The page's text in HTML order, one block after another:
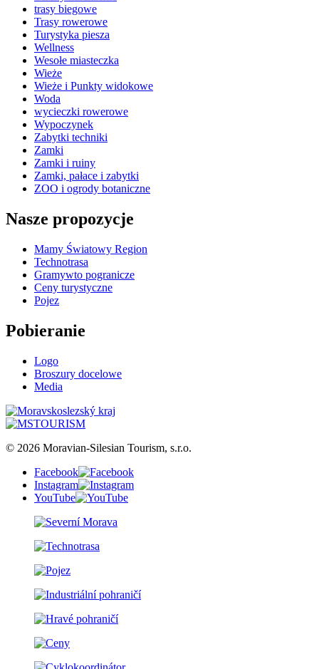
trasy biegowe
Trasy rowerowe
Turystyka piesza
Wellness
Wesołe miasteczka
Wieże
Wieże i Punkty widokowe
Woda
wycieczki rowerowe
Wypoczynek
Zabytki techniki
Zamki
Zamki i ruiny
Zamki, pałace i zabytki
ZOO i ogrody botaniczne
Nasze propozycje
Mamy Światowy Region
Technotrasa
Gramywto pogranicze
Ceny turystyczne
Pojez
Pobieranie
Logo
Broszury docelowe
Media
© 2026 Moravian-Silesian Tourism, s.r.o.
Facebook
Instagram
YouTube